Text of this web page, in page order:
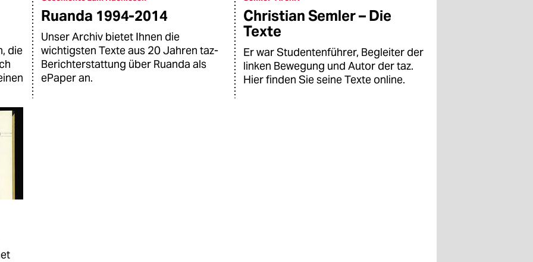
die
Ruanda 1994-2014
Unser Archiv bietet Ihnen die
wichtigsten Texte aus 20 Jahren taz-
Berichterstattung über Ruanda als
ePaper an.
Christian Semler – Die
Texte
Er war Studentenführer, Begleiter der
linken Bewegung und Autor der taz.
Hier finden Sie seine Texte online.